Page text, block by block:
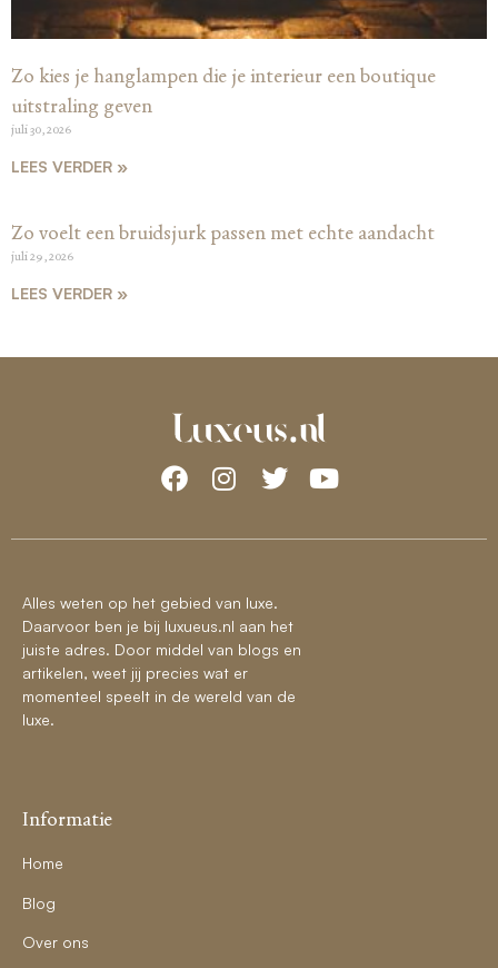
Zo kies je hanglampen die je interieur een boutique
uitstraling geven
juli 30, 2026
LEES VERDER »
Zo voelt een bruidsjurk passen met echte aandacht
juli 29, 2026
LEES VERDER »
Alles weten op het gebied van luxe.
Daarvoor ben je bij luxueus.nl aan het
juiste adres. Door middel van blogs en
artikelen, weet jij precies wat er
momenteel speelt in de wereld van de
luxe.
Informatie
Home
Blog
Over ons